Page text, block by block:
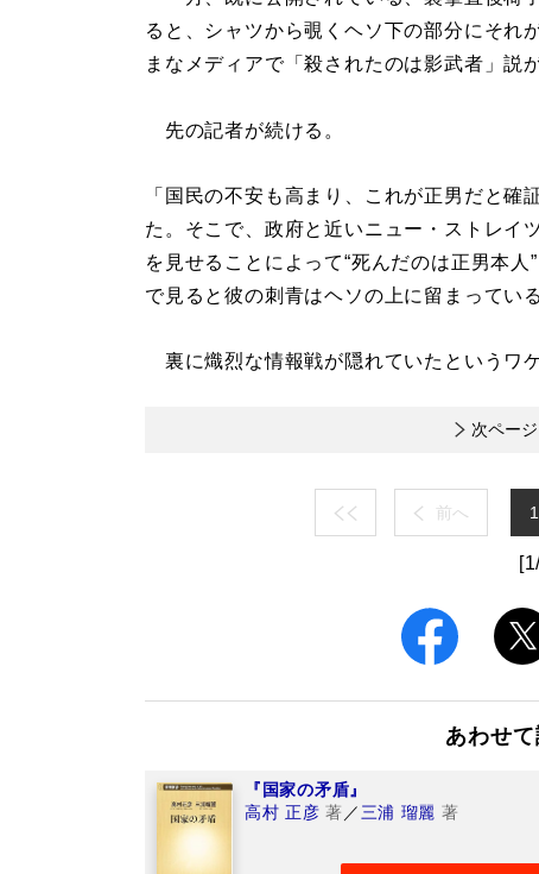
ると、シャツから覗くヘソ下の部分にそれ
まなメディアで「殺されたのは影武者」説
先の記者が続ける。
「国民の不安も高まり、これが正男だと
た。そこで、政府と近いニュー・ストレイ
を見せることによって“死んだのは正男本
で見ると彼の刺青はヘソの上に留まってい
裏に熾烈な情報戦が隠れていたというワケ
次ページ
前へ 1
あわせ
『国家の矛盾』
高村 正彦 著 ／三浦 瑠麗 著